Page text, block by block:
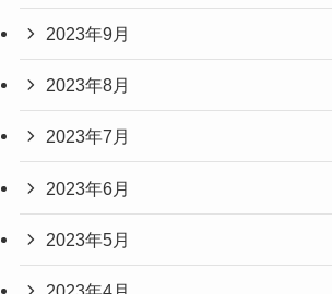
2023年9月
2023年8月
2023年7月
2023年6月
2023年5月